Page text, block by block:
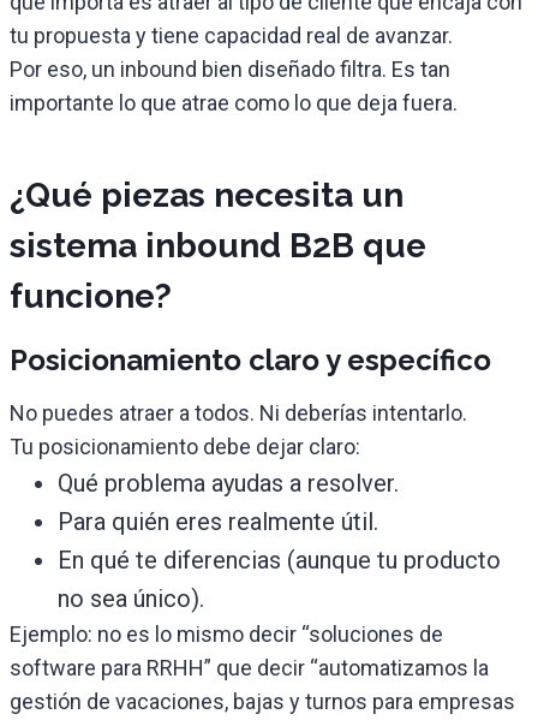
tu propuesta y tiene capacidad real de avanzar.
Por eso, un inbound bien diseñado filtra. Es tan
importante lo que atrae como lo que deja fuera.
¿Qué piezas necesita un
sistema inbound B2B que
funcione?
Posicionamiento claro y específico
No puedes atraer a todos. Ni deberías intentarlo.
Tu posicionamiento debe dejar claro:
Qué problema ayudas a resolver.
Para quién eres realmente útil.
En qué te diferencias (aunque tu producto
no sea único).
Ejemplo: no es lo mismo decir “soluciones de
software para RRHH” que decir “automatizamos la
gestión de vacaciones, bajas y turnos para empresas